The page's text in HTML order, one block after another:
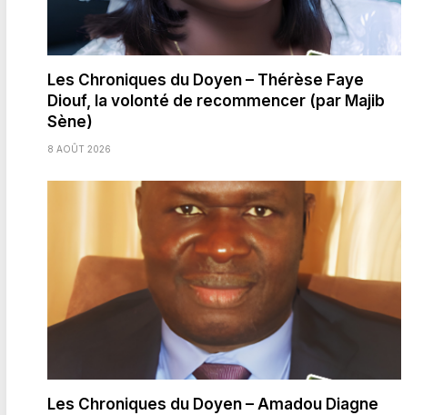
Les Chroniques du Doyen – Thérèse Faye
Diouf, la volonté de recommencer (par Majib
Sène)
8 AOÛT 2026
Les Chroniques du Doyen – Amadou Diagne